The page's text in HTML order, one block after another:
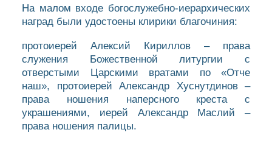
На малом входе богослужебно-иерархических
наград были удостоены клирики благочиния:
протоиерей Алексий Кириллов – права
служения Божественной литургии с
отверстыми Царскими вратами по «Отче
наш», протоиерей Александр Хуснутдинов –
права ношения наперсного креста с
украшениями, иерей Александр Маслий –
права ношения палицы.